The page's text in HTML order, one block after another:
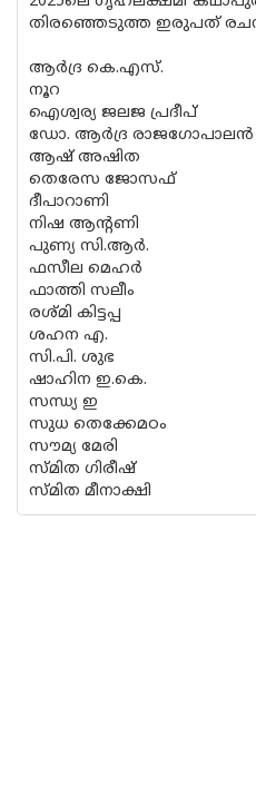
തിരഞ്ഞെടുത്ത ഇരുപത്
ആര്‍ദ്ര കെ.എസ്.
നൂറ
ഐശ്വര്യ ജലജ പ്രദീപ്
ഡോ. ആര്‍ദ്ര രാജഗോപാലന്‍
ആഷ് അഷിത
തെരേസ ജോസഫ്
ദീപാറാണി
നിഷ ആന്റണി
പുണ്യ സി.ആര്‍.
ഫസീല മെഹര്‍
ഫാത്തി സലീം
രശ്മി കിട്ടപ്പ
ശഹന എ.
സി.പി. ശുഭ
ഷാഹിന ഇ.കെ.
സന്ധ്യ ഇ
സുധ തെക്കേമഠം
സൗമ്യ മേരി
സ്മിത ഗിരീഷ്
സ്മിത മീനാക്ഷി